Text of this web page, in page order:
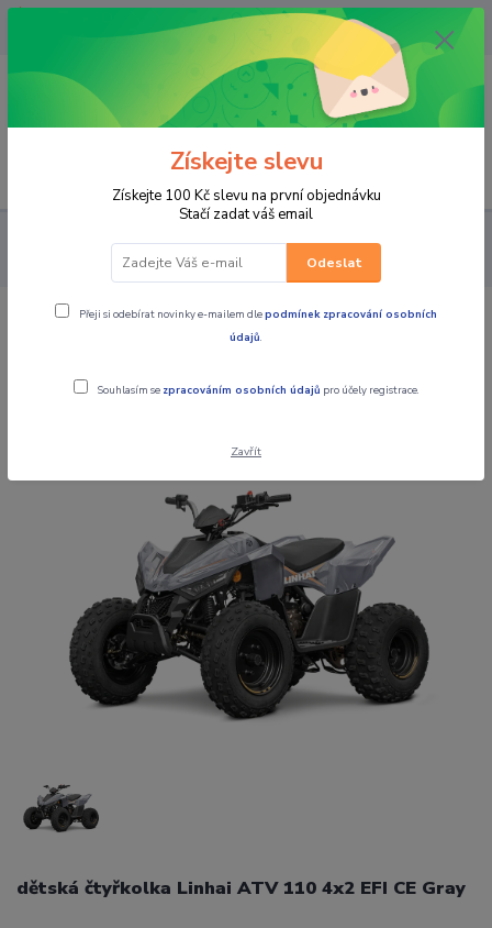
OPAVA 733537099/HLUČÍN
734541648/OLOMOUC 734593593
0,00 CZK
ČTYŘKOLKY (ATV) UTV čtyřkolky DĚTSKÉ
dětská čtyřkolka
Linhai ATV 110 4x2 EFI CE Gray
dětská čtyřkolka Linhai ATV 110 4x2
dětská čtyřkolka Linhai ATV 110 4x2 EFI CE Gray
Získejte slevu
Získejte 100 Kč slevu na první objednávku
Stačí zadat váš email
Odeslat
Přeji si odebírat novinky e-mailem dlepodmínek zpracování osobních
údajů.
Souhlasím se zpracováním osobních údajů pro účely registrace.
Zavřít